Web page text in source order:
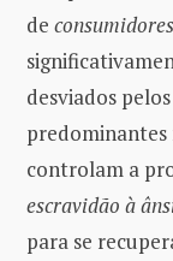
de
desviados
predominantes
controlam a
escravidão à
para se